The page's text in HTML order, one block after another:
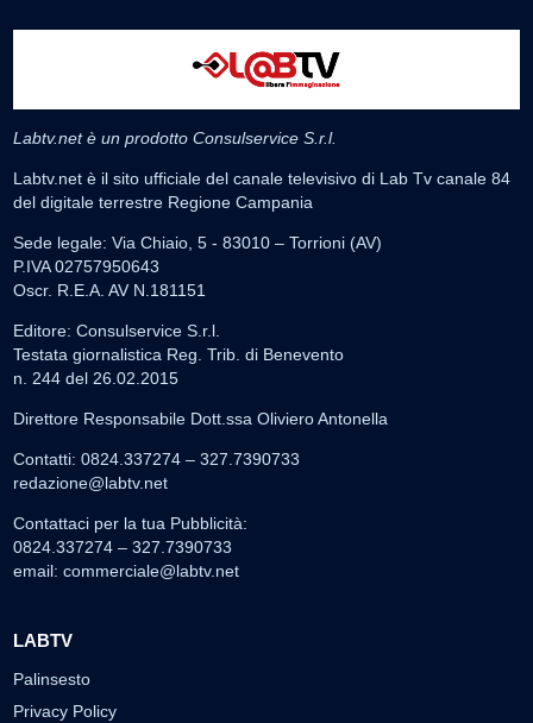
Labtv.net è un prodotto Consulservice S.r.l.
Labtv.net è il sito ufficiale del canale televisivo di Lab Tv canale 84
del digitale terrestre Regione Campania
Sede legale: Via Chiaio, 5 - 83010 – Torrioni (AV)
P.IVA 02757950643
Oscr. R.E.A. AV N.181151
Editore: Consulservice S.r.l.
Testata giornalistica Reg. Trib. di Benevento
n. 244 del 26.02.2015
Direttore Responsabile Dott.ssa Oliviero Antonella
Contatti: 0824.337274 – 327.7390733
redazione@labtv.net
Contattaci per la tua Pubblicità:
0824.337274 – 327.7390733
email: commerciale@labtv.net
LABTV
Palinsesto
Privacy Policy